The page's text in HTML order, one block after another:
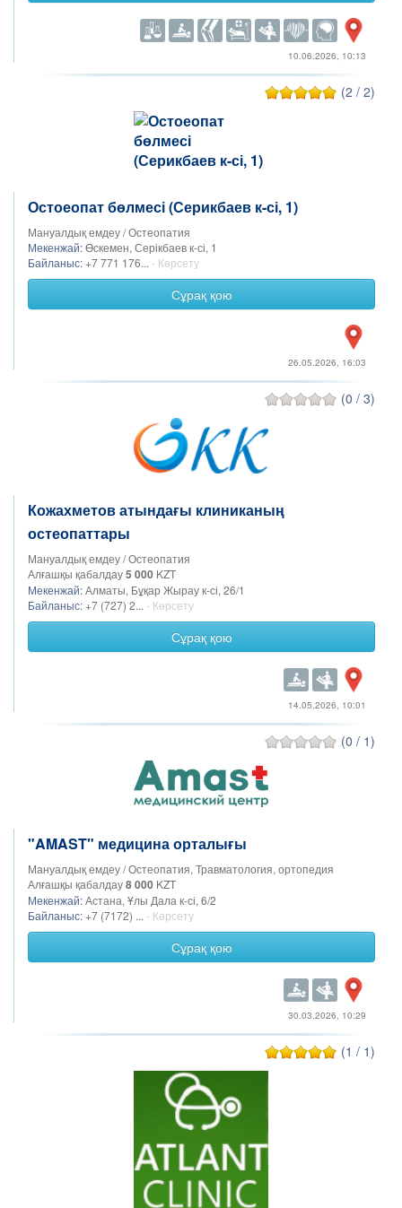
10.06.2026, 10:13
(2 / 2)
Остоеопат бөлмесі (Серикбаев к-сі, 1)
Мануалдық емдеу / Остеопатия
Мекенжай:Өскемен, Серікбаев к-сі, 1
Байланыс: +7 771 176... - Көрсету
Сұрақ қою
26.05.2026, 16:03
(0 / 3)
Кожахметов атындағы клиниканың
остеопаттары
Мануалдық емдеу / Остеопатия
Алғашқы қабалдау5 000 KZT
Мекенжай:Алматы, Бұқар Жырау к-сі, 26/1
Байланыс: +7 (727) 2... - Көрсету
Сұрақ қою
14.05.2026, 10:01
(0 / 1)
"AMAST" медицина орталығы
Мануалдық емдеу / Остеопатия, Травматология, ортопедия
Алғашқы қабалдау8 000 KZT
Мекенжай:Астана, Ұлы Дала к-сі, 6/2
Байланыс: +7 (7172) ... - Көрсету
Сұрақ қою
30.03.2026, 10:29
(1 / 1)